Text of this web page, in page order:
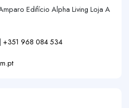
Edifício Alpha Living Loja A
| +351 968 084 534